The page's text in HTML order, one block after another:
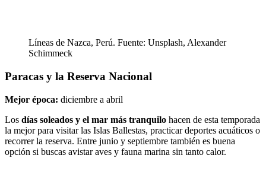
Líneas de Nazca, Perú. Fuente: Unsplash, Alexander
Schimmeck
Paracas y la Reserva Nacional
Mejor época: diciembre a abril
Los días soleados y el mar más tranquilo hacen de esta temporada
la mejor para visitar las Islas Ballestas, practicar deportes acuáticos o
recorrer la reserva. Entre junio y septiembre también es buena
opción si buscas avistar aves y fauna marina sin tanto calor.